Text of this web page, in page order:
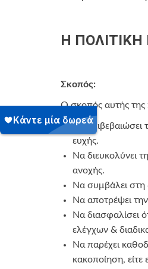
Η
Σκοπός:
Ο σκοπός αυτής της
Να επιβεβαιώσει
ευχής.
Να διευκολύνει
ανοχής.
Να συμβάλει στη
Να αποτρέψει
Να διασφαλίσει
ελέγχων &
Να παρέχει
κακοποίηση, είτε